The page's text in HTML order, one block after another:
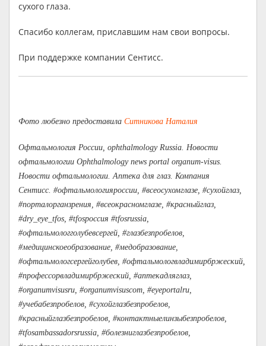
сухого глаза.
Спасибо коллегам, приславшим нам свои вопросы.
При поддержке компании Сентисс.
Фото любезно предоставила Ситникова Наталия
Офтальмология России, ophthalmology Russia. Новости
офтальмологии Ophthalmology news portal organum-visus.
Новости офтальмологии. Аптека для глаз. Компания
Сентисс. #офтальмологияроссии, #всеосухомглазе, #сухойглаз,
#порталорганзрения, #всеокрасномглазе, #красныйглаз,
#dry_eye_tfos, #tfosроссия #tfosrussia,
#офтальмологголубевсергей, #глазбезпробелов,
#медицинскоеобразование, #медобразование,
#офтальмологсергейголубев, #офтальмологвладимирбржеский,
#профессорвладимирбржеский, #аптекадляглаз,
#organumvisusru, #organumvisuscom, #eyeportalru,
#учебабезпробелов, #сухойглазбезпробелов,
#красныйглазбезпробелов, #контактныелинзыбезпробелов,
#tfosambassadorsrussia, #болезниглазбезпробелов,